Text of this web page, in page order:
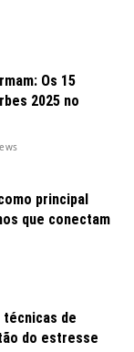
Os 15
2025 no
principal
que conectam
técnicas de
do estresse